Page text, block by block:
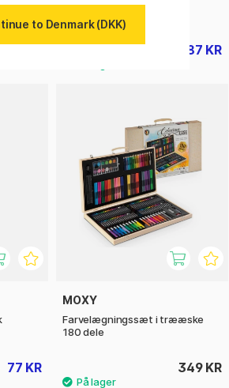
Stk
29 KR 87 KR
77 KR
MOXY
Farvelægningssæt i trææske
180 dele
349 KR
to Denmark (DKK)